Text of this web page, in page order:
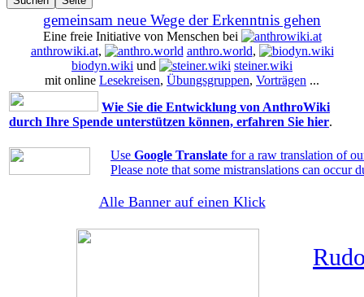
gemeinsam neue Wege der Erkenntnis gehen
Eine freie Initiative von Menschen bei
anthrowiki.at, anthro.world,
biodyn.wiki und
steiner.wiki
mit online Lesekreisen, Übungsgruppen, Vorträgen ...
Wie Sie die Entwicklung von AnthroWiki
durch Ihre Spende unterstützen können, erfahren Sie hier.
Use Google Translate for a raw translation of
Please note that some mistranslations can occur
Alle Banner auf einen Klick